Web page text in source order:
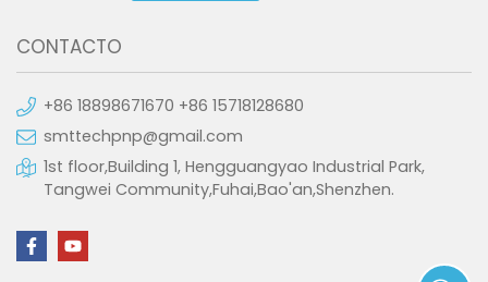
CONTACTO
+86 18898671670 +86 15718128680
smttechpnp@gmail.com
1st floor,Building 1, Hengguangyao Industrial Park,
Tangwei Community,Fuhai,Bao'an,Shenzhen.